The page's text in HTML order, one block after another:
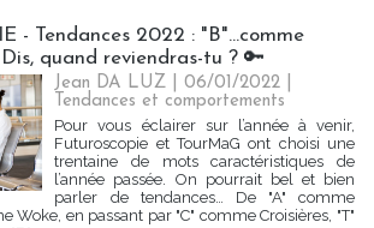
- Tendances 2022 : "B"…comme
Dis, quand reviendras-tu ? 🔑
Jean DA LUZ | 06/01/2022
Tendances et comportements
Pour vous éclairer sur l’année à venir,
Futuroscopie et TourMaG ont choisi une
trentaine de mots caractéristiques de
l’année passée. On pourrait bel et bien
parler de tendances… De "A" comme
Woke, en passant par "C" comme Croisières, "T"